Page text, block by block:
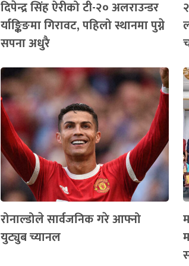
दिपेन्द्र सिंह ऐरीको टी-२० अलराउन्डर
र्याङ्किङमा गिरावट, पहिलो स्थानमा पुग्ने
सपना अधुरै
रोनाल्डोले सार्वजनिक गरे आफ्नो
युट्युब च्यानल